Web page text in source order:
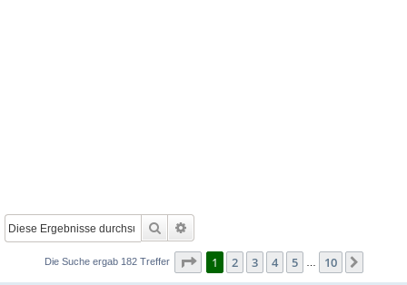
Suche
Die Suche ergab 182 Treffer Seite 1von 10
1 2 3 4 5 10